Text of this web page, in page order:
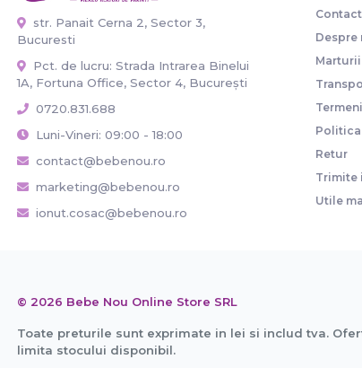
str. Panait Cerna 2, Sector 3,
Bucuresti
Pct. de lucru: Strada Intrarea Binelui
1A, Fortuna Office, Sector 4, București
0720.831.688
Luni-Vineri: 09:00 - 18:00
contact@bebenou.ro
marketing@bebenou.ro
ionut.cosac@bebenou.ro
Contact
Despre
Retur
Trimite
Utile
© 2026 Bebe Nou Online Store SRL
Toate preturile sunt exprimate in lei si includ tva.
limita stocului disponibil.